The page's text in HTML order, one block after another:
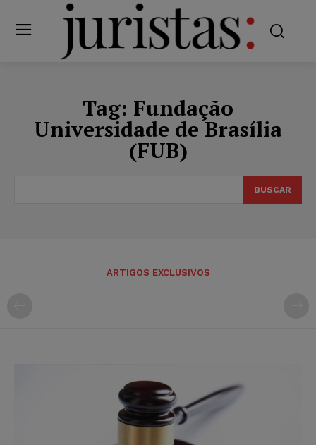
Tag: Fundação
Universidade de Brasília
(FUB)
BUSCAR
ARTIGOS EXCLUSIVOS